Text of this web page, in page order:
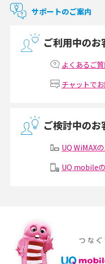
マンションで使えるWi-Fiは？種類
マンションで光回線の利用を始
Wi-Fiルーターの設定方法をわか
無線LANとは？メリット・デメリ
メッシュWi-Fiとは？仕組みやメ
ポケット型Wi-Fiをレンタルする
徴も紹介
サポートのご案内
ご利用中のお
よくあるご
チャットで
ご検討中のお
UQ WiMAX
UQ mobile